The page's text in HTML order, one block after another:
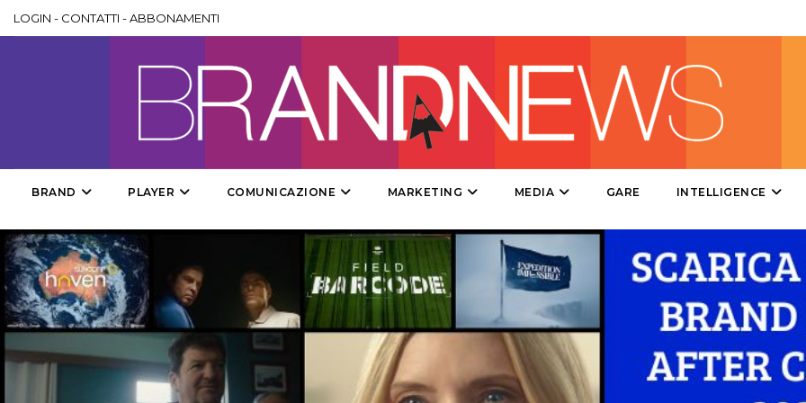
EVENTI
MOBILE
PROMOZIONI
PRODOTTI
PUNTI VENDITA
STRATEGIE
LOGIN - CONTATTI -ABBONAMENTI
BRAND PLAYER COMUNICAZIONE MARKETING MEDIA GARE INTELLIGENCE